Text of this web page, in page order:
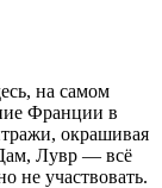
на самом
Франции в
окрашивая
Лувр — всё
не участвовать.